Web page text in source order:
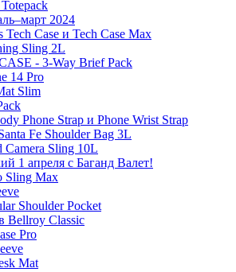
2024
Tech Case и Tech Case Max
Sling 2L
- 3-Way Brief Pack
14 Pro
Slim
Phone Strap и Phone Wrist Strap
Fe Shoulder Bag 3L
Camera Sling 10L
1 апреля с Баганд Валет!
Sling Max
Shoulder Pocket
Bellroy Classic
Pro
Mat